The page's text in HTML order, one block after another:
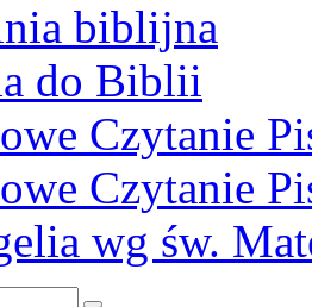
biblijna
do Biblii
Czytanie
Czytanie
wg św.